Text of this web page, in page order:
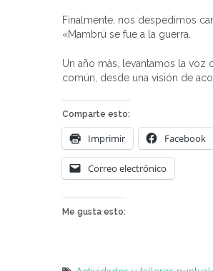
Finalmente, nos despedimos
«Mambrú se fue a la guerra.
Un año más, levantamos la voz
común, desde una visión de
Comparte esto:
Imprimir Facebook
Correo electrónico
Me gusta esto: